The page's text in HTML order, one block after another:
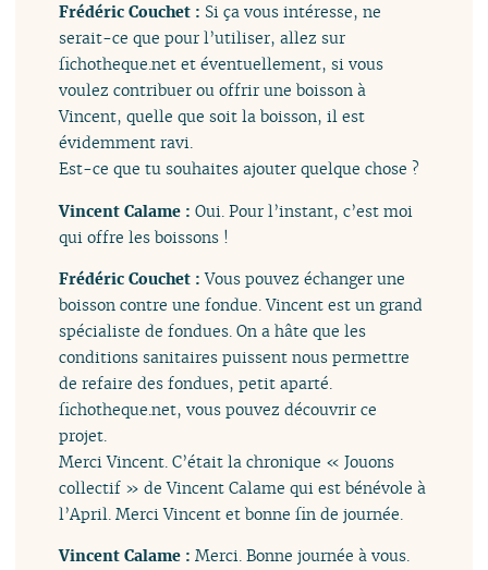
Frédéric Couchet : Si ça vous intéresse, ne
serait-ce que pour l’utiliser, allez sur
fichotheque.net et éventuellement, si vous
voulez contribuer ou offrir une boisson à
Vincent, quelle que soit la boisson, il est
évidemment ravi.
Est-ce que tu souhaites ajouter quelque chose ?
Vincent Calame :Oui. Pour l’instant, c’est moi
qui offre les boissons !
Frédéric Couchet :Vous pouvez échanger une
boisson contre une fondue. Vincent est un grand
spécialiste de fondues. On a hâte que les
conditions sanitaires puissent nous permettre
de refaire des fondues, petit aparté.
fichotheque.net, vous pouvez découvrir ce
projet.
Merci Vincent. C’était la chronique « Jouons
collectif » de Vincent Calame qui est bénévole à
l’April. Merci Vincent et bonne fin de journée.
Vincent Calame :Merci. Bonne journée à vous.